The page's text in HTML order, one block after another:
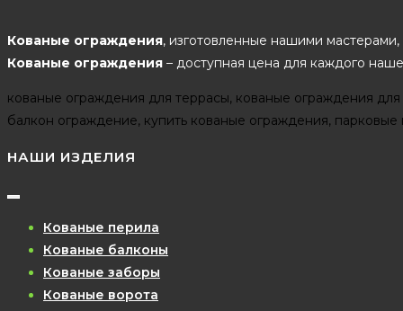
Кованые ограждения, изготовленные нашими
Кованые ограждения – доступная цена для каждого
кованые ограждения для террасы, кованые ограждения
балкон ограждение, купить кованые ограждения,
НАШИ ИЗДЕЛИЯ
Кованые перила
Кованые балконы
Кованые заборы
Кованые ворота